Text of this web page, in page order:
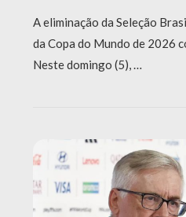
A eliminação da Seleção
da Copa do Mundo de 2026
Neste domingo (5), …